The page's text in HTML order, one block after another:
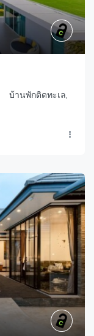
บ้านพักติดทะเล,